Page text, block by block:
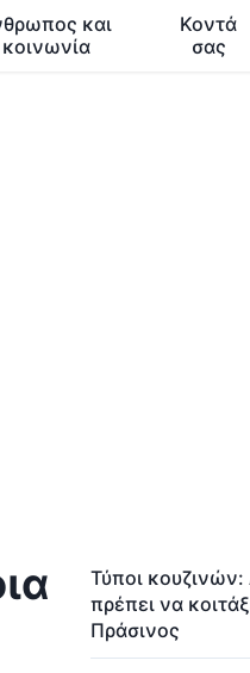
και
κοινωνία
Κοντά
σας
Τύποι κουζινών:
πρέπει να
Πράσινος